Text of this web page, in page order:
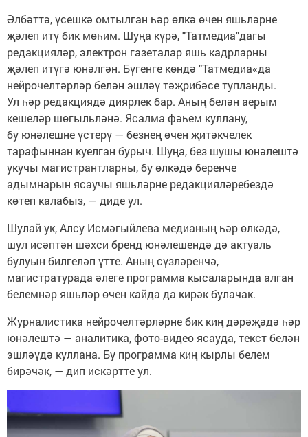
Әлбәттә, үсешкә омтылган һәр өлкә өчен яшьләрне
җәлеп итү бик мөһим. Шуңа күрә, "Татмедиа"дагы
редакцияләр, электрон газеталар яшь кадрларны
җәлеп итүгә юнәлгән. Бүгенге көндә "Татмедиа«да
нейрочелтәрләр белән эшләү тәҗрибәсе тупланды.
Ул һәр редакциядә диярлек бар. Аның белән аерым
кешеләр шөгыльләнә. Ясалма фәһем куллану,
бу юнәлешне үстерү — безнең өчен җитәкчелек
тарафыннан куелган бурыч. Шуңа, без шушы юнәлештә
укучы магистрантларны, бу өлкәдә беренче
адымнарын ясаучы яшьләрне редакцияләребездә
көтеп калабыз, — диде ул.
Шулай ук, Алсу Исмәгыйлева медианың һәр өлкәдә,
шул исәптән шәхси бренд юнәлешендә дә актуаль
булуын билгеләп үтте. Аның сүзләренчә,
магистратурада әлеге программа кысаларында алган
белемнәр яшьләр өчен кайда да кирәк булачак.
Журналистика нейрочелтәрләрне бик киң дәрәҗәдә һәр
юнәлештә — аналитика, фото-видео ясауда, текст белән
эшләүдә куллана. Бу программа киң кырлы белем
бирәчәк, — дип искәртте ул.